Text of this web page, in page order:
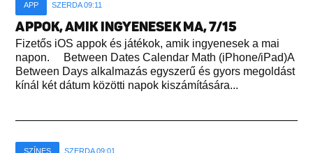
APP SZERDA 09:11
APPOK, AMIK INGYENESEK MA, 7/15
Fizetős iOS appok és játékok, amik ingyenesek a mai
napon. Between Dates Calendar Math (iPhone/iPad)A
Between Days alkalmazás egyszerű és gyors megoldást
kínál két dátum közötti napok kiszámítására...
SZÍNES SZERDA 09:01